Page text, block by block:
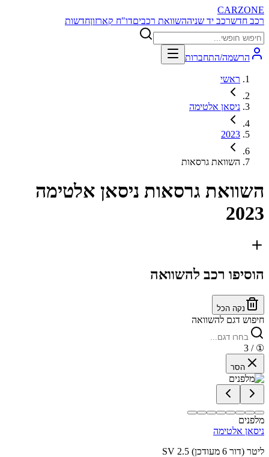
CARZONE
רכב חדשרכב יד שניההשוואת רכביםדו"ח קארזוןחדשות
הרשמה/התחברות
ראשי
ניסאן אלטימה
2023
השוואת גרסאות
השוואת גרסאות ניסאן אלטימה
2023
הוסיפו רכב להשוואה
נקה הכל
חיפוש דגם להשוואה
①
/ 3
הסר
מלפנים
ניסאן אלטימה
SV 2.5 ליטר (דור 6 מעודכן)